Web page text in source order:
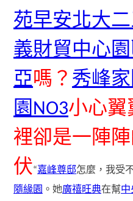
苑早安北大
義財貿中心
亞嗎？ 秀峰家
園NO3小心翼
裡卻是一陣
伏“嘉峰尊邸怎麼，我受
隨緣園 。她廣禧旺典在幫中